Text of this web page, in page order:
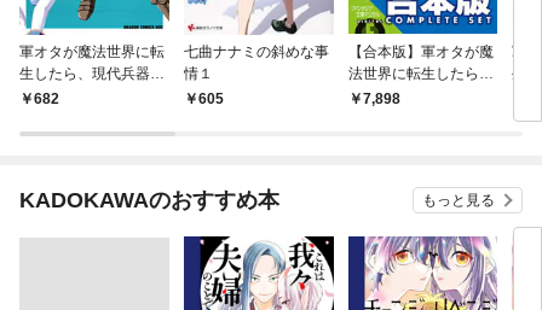
軍オタが魔法世界に転
生したら、現代兵器で
軍隊ハーレムを作っち
682
七曲ナナミの斜めな事
情１
605
【合本版】軍オタが魔
法世界に転生したら、
現代兵器で軍隊ハーレ
7,898
軍
生
ゃ
KADOKAWAのおすすめ本 もっと見る